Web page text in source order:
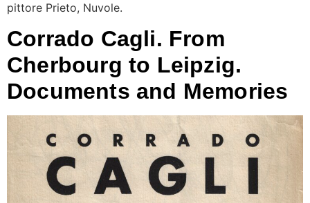
pittore Prieto, Nuvole.
Corrado Cagli. From
Cherbourg to Leipzig.
Documents and Memories